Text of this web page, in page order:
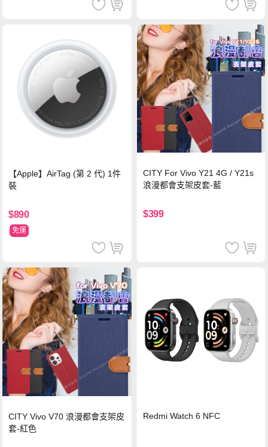
【Apple】AirTag (第 2 代) 1件
裝
$890
免運
CITY For Vivo Y21 4G / Y21s
浪漫都會支架皮套-藍
$399
CITY Vivo V70 浪漫都會支架皮
套-紅色
Redmi Watch 6 NFC